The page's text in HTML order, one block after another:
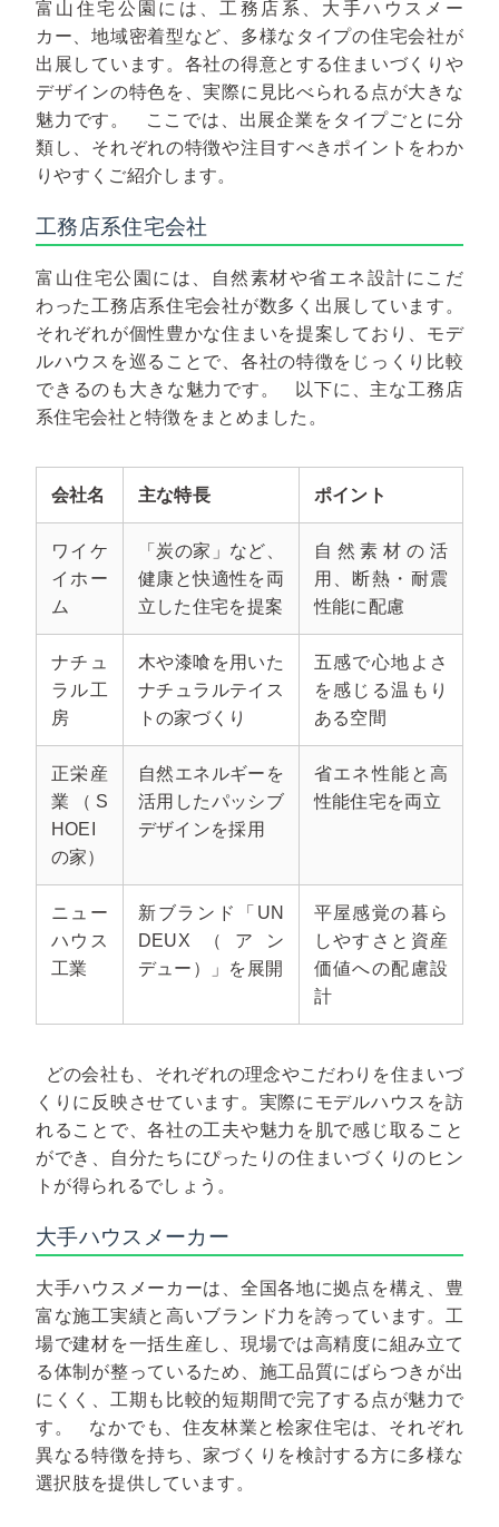
富山住宅公園には、工務店系、大手ハウスメー
カー、地域密着型など、多様なタイプの住宅会社が
出展しています。各社の得意とする住まいづくりや
デザインの特色を、実際に見比べられる点が大きな
魅力です。
ここでは、出展企業をタイプごとに分
類し、それぞれの特徴や注目すべきポイントをわか
りやすくご紹介します。
工務店系住宅会社
富山住宅公園には、自然素材や省エネ設計にこだ
わった工務店系住宅会社が数多く出展しています。
それぞれが個性豊かな住まいを提案しており、モデ
ルハウスを巡ることで、各社の特徴をじっくり比較
できるのも大きな魅力です。
以下に、主な工務店
系住宅会社と特徴をまとめました。
会社名 主な特長 ポイント
ワイケ
イホー
ム
「炭の家」など、
健康と快適性を両
立した住宅を提案
自然素材の活
用、断熱・耐震
性能に配慮
ナチュ
ラル工
房
木や漆喰を用いた
ナチュラルテイス
トの家づくり
五感で心地よさ
を感じる温もり
ある空間
正栄産
業（S
HOEI
の家）
自然エネルギーを
活用したパッシブ
デザインを採用
省エネ性能と高
性能住宅を両立
ニュー
ハウス
工業
新ブランド「UN
DEUX（アン
デュー）」を展開
平屋感覚の暮ら
しやすさと資産
価値への配慮設
計
どの会社も、それぞれの理念やこだわりを住まいづ
くりに反映させています。実際にモデルハウスを訪
れることで、各社の工夫や魅力を肌で感じ取ること
ができ、自分たちにぴったりの住まいづくりのヒン
トが得られるでしょう。
大手ハウスメーカー
大手ハウスメーカーは、全国各地に拠点を構え、豊
富な施工実績と高いブランド力を誇っています。工
場で建材を一括生産し、現場では高精度に組み立て
る体制が整っているため、施工品質にばらつきが出
にくく、工期も比較的短期間で完了する点が魅力で
す。
なかでも、住友林業と桧家住宅は、それぞれ
異なる特徴を持ち、家づくりを検討する方に多様な
選択肢を提供しています。